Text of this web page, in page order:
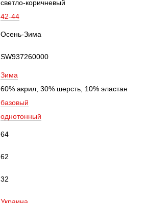
светло-коричневый
42-44
Осень-Зима
SW937260000
Зима
60% акрил, 30% шерсть, 10% эластан
базовый
однотонный
64
62
32
Украина